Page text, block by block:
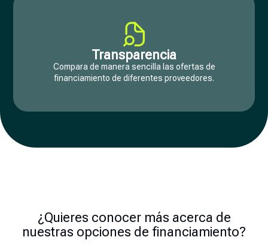
Transparencia
Compara de manera sencilla las ofertas de
financiamiento de diferentes proveedores.
¿Quieres conocer más acerca de
nuestras opciones de financiamiento?